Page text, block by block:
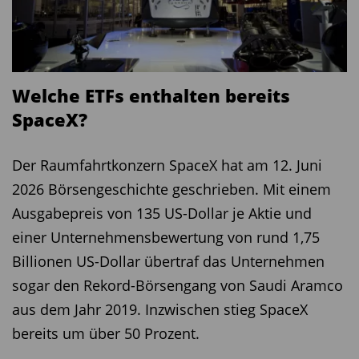
ist die Wahl eines günstigeren Indexanbieters.
ETFs funktionieren nur, wenn es einen Index gibt,
dessen Wertentwicklung sie nachvollziehen
können. Je bekannter das Börsenbarometer,
desto mehr Anleger spricht man potenziell damit
an. Das wissen Anbieter wie MSCI oder S & P Dow
Jones und lassen sich die Verwendung der von
ihnen berechneten Indizes fürstlich vergüten.
Auch ETF-Häuser werden zur Kasse gebeten,
wenn sie etwa ein Produkt auf den
Weltaktienindex MSCI World oder das US-
Aktienbarometer S & P 500 auflegen.
Verzicht auf teure Marken
Welche ETFs enthalten bereits
SpaceX?
Der Raumfahrtkonzern SpaceX hat am 12. Juni
2026 Börsengeschichte geschrieben. Mit einem
Ausgabepreis von 135 US-Dollar je Aktie und
einer Unternehmensbewertung von rund 1,75
Billionen US-Dollar übertraf das Unternehmen
sogar den Rekord-Börsengang von Saudi Aramco
aus dem Jahr 2019. Inzwischen stieg SpaceX
bereits um über 50 Prozent.